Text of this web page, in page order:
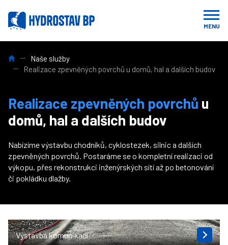
MENU
HYDROSTAV BP: Profesionální stavební, výkopové, demoliční a
Naše služby
Realizace zpevněných povrchů u domů, hal a dalších budov
Realizace zpevněných povrchů u
domů, hal a dalších budov
Nabízíme výstavbu chodníků, cyklostezek, silnic a dalších
zpevněných povrchů. Postaráme se o kompletní realizaci od
výkopu, přes rekonstrukci inženýrských sítí až po betonování
či pokládku dlažby.
Výstavba komunikací